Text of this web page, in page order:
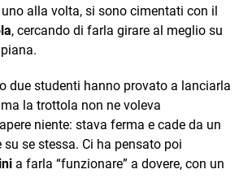
alla volta, si sono cimentati con il
, cercando di farla girare al meglio su
due studenti hanno provato a lanciarla
la trottola non ne voleva
niente: stava ferma e cade da un
su se stessa. Ci ha pensato poi
a farla “funzionare” a dovere, con un